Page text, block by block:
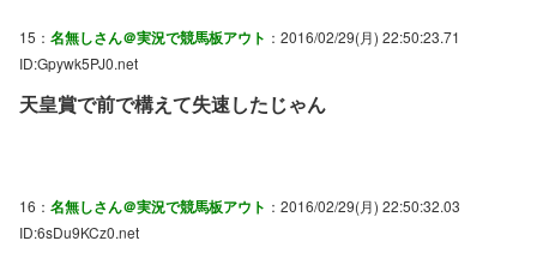
15： 名無しさん＠実況で競馬板アウト ：2016/02/29(月) 22:50:23.71
ID:Gpywk5PJ0.net
天皇賞で前で構えて失速したじゃん
16： 名無しさん＠実況で競馬板アウト ：2016/02/29(月) 22:50:32.03
ID:6sDu9KCz0.net